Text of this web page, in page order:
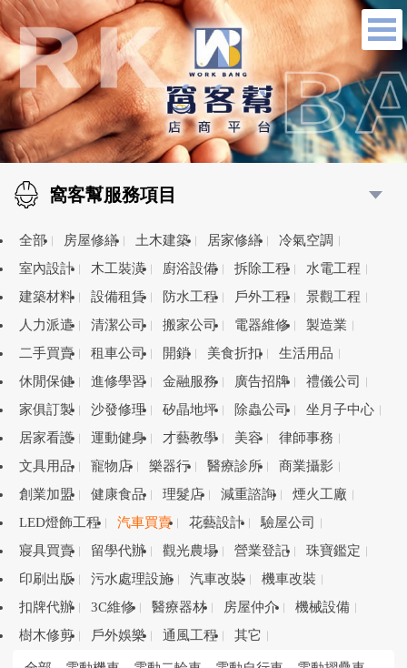
窩客幫服務項目
全部 房屋修繕 土木建築 居家修繕
冷氣空調
室內設計
木工裝潢 廚浴設備 拆除工程
水電工程
建築材料
設備租賃 防水工程 戶外工程
景觀工程
人力派遣
清潔公司 搬家公司 電器維修
製造業
二手買賣
租車公司 開鎖 美食折扣
生活用品
休閒保健
進修學習 金融服務 廣告招牌
禮儀公司
家俱訂製
沙發修理 矽晶地坪 除蟲公司
坐月子中心
居家看護
運動健身 才藝教學 美容
律師事務
文具用品
寵物店 樂器行 醫療診所
商業攝影
創業加盟
健康食品 理髮店 減重諮詢
煙火工廠
LED燈飾工程
汽車買賣 花藝設計
驗屋公司
寢具買賣
留學代辦 觀光農場 營業登記
珠寶鑑定
印刷出版
污水處理設施 汽車改裝
機車改裝
扣牌代辦
3C維修 醫療器材 房屋仲介
機械設備
樹木修剪
戶外娛樂 通風工程 其它